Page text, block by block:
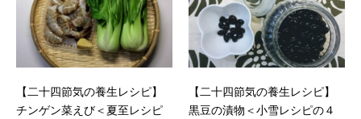
【二十四節気の養生レシピ】
チンゲン菜えび＜夏至レシピ
【二十四節気の養生レシピ】
黒豆の漬物＜小雪レシピの４